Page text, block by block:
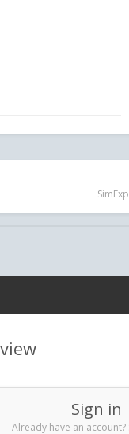
Sign in
Already have an account?